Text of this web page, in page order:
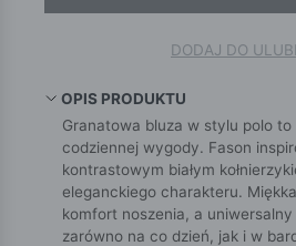
DODAJ DO
OPIS PRODUKTU
Granatowa bluza w stylu polo to
codziennej wygody. Fason
kontrastowym białym
eleganckiego charakteru.
komfort noszenia, a
zarówno na co dzień, jak i w